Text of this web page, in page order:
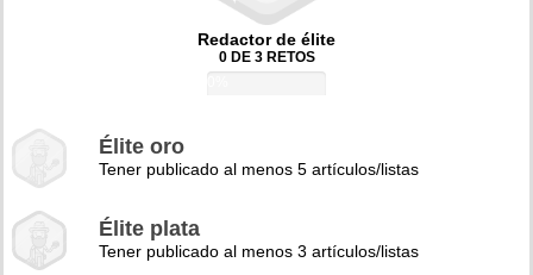
Redactor de élite
0 DE 3 RETOS
Élite oro
Tener publicado al menos 5 artículos/listas
Élite plata
Tener publicado al menos 3 artículos/listas